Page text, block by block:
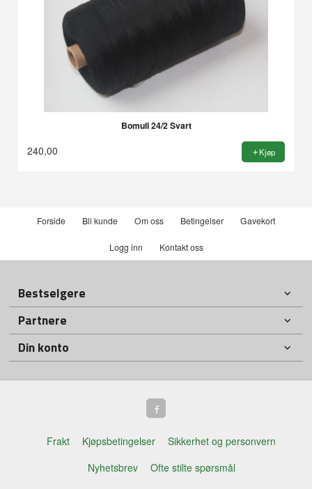
Bomull 24/2 Svart
240,00 Kjøp
Forside Bli kunde Om oss Betingelser Gavekort
Logg inn Kontakt oss
Bestselgere
Partnere
Din konto
Frakt Kjøpsbetingelser
Sikkerhet og personvern
Nyhetsbrev
Ofte stilte spørsmål